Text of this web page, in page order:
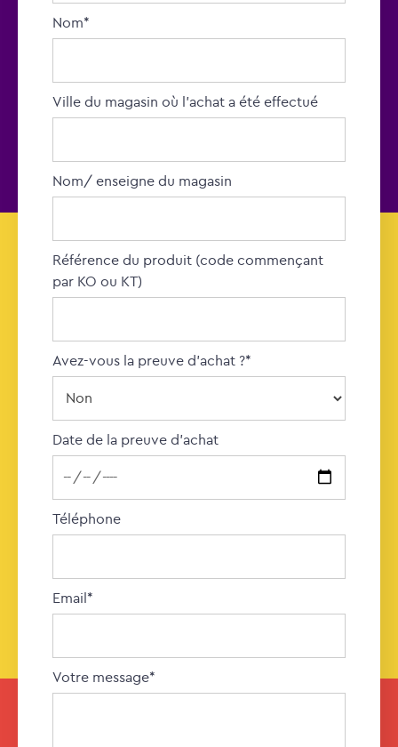
Nom*
Ville du magasin où l’achat a été effectué
Nom/ enseigne du magasin
Référence du produit (code commençant
par KO ou KT)
Avez-vous la preuve d’achat ?*
Date de la preuve d'achat
Téléphone
Email*
Votre message*